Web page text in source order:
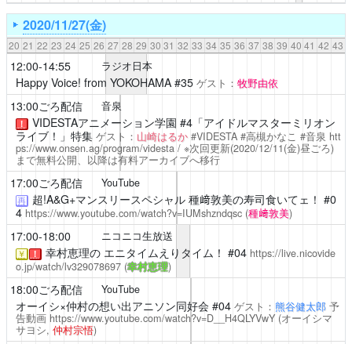
2020/11/27(金)
20 21 22 23 24 25 26 27 28 29 30 31 32 33 34 35 36 37 38 39 40 41 42 43
12:00-14:55 ラジオ日本
Happy Voice! from YOKOHAMA#35 ゲスト： 牧野由依
13:00ごろ配信 音泉
！ VIDESTAアニメーション学園 #4「アイドルマスターミリオン
ライブ！」特集 ゲスト： 山崎はるか#VIDESTA #高槻かなこ #音泉 htt
ps://www.onsen.ag/program/videsta/ ※次回更新(2020/12/11(金)昼ごろ)
まで無料公開、以降は有料アーカイブへ移行
17:00ごろ配信 YouTube
再 超!A&G+マンスリースペシャル 種﨑敦美の寿司食いてェ！ #0
4https://www.youtube.com/watch?v=IUMshzndqsc (種﨑敦美)
17:00-18:00 ニコニコ生放送
￥ ！ 幸村恵理の エニタイムえりタイム！ #04 https://live.nicovide
o.jp/watch/lv329078697 (幸村恵理)
18:00ごろ配信 YouTube
オーイシ×仲村の想い出アニソン同好会#04 ゲスト： 熊谷健太郎 予
告動画 https://www.youtube.com/watch?v=D__H4QLYVwY (オーイシマ
サヨシ, 仲村宗悟)